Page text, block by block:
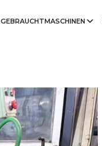
GEBRAUCHTMASCHINEN